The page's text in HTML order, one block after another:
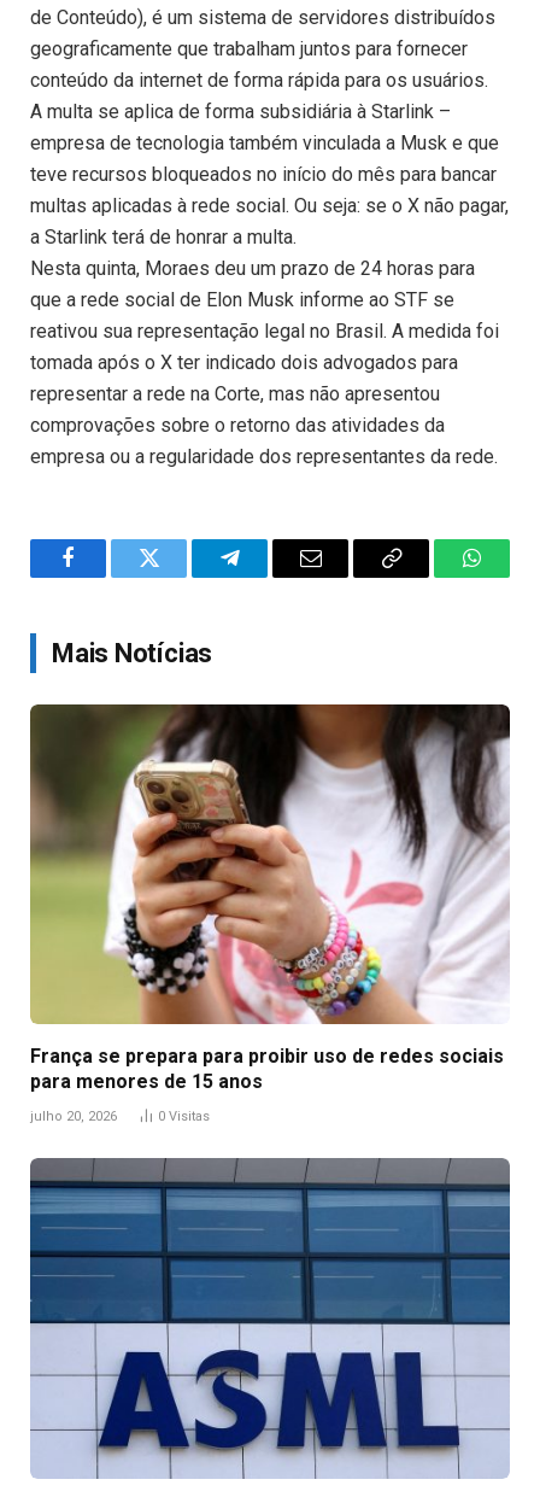
de Conteúdo), é um sistema de servidores distribuídos
geograficamente que trabalham juntos para fornecer
conteúdo da internet de forma rápida para os usuários.
A multa se aplica de forma subsidiária à Starlink –
empresa de tecnologia também vinculada a Musk e que
teve recursos bloqueados no início do mês para bancar
multas aplicadas à rede social. Ou seja: se o X não pagar,
a Starlink terá de honrar a multa.
Nesta quinta, Moraes deu um prazo de 24 horas para
que a rede social de Elon Musk informe ao STF se
reativou sua representação legal no Brasil. A medida foi
tomada após o X ter indicado dois advogados para
representar a rede na Corte, mas não apresentou
comprovações sobre o retorno das atividades da
empresa ou a regularidade dos representantes da rede.
FacebookTwitter TelegramEmail
Copy
Mais Notícias
França se prepara para proibir uso de redes sociais
para menores de 15 anos
julho 20, 2026 0 Visitas